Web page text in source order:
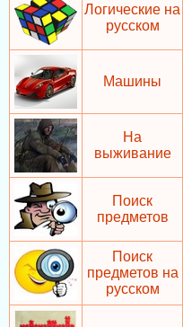
Логические на
русском
Машины
На
выживание
Поиск
предметов
Поиск
предметов на
русском